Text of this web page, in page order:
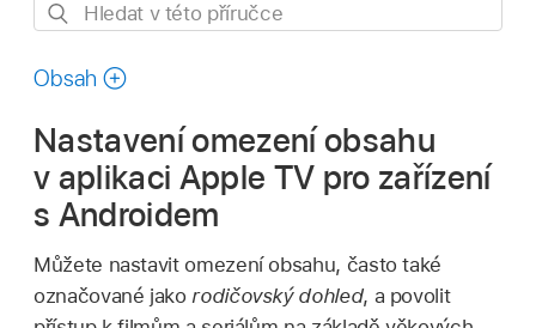
Hledat
příručce
Obsah
Nastavení omezení obsahu
v aplikaci Apple TV pro zařízení
s Androidem
Můžete nastavit omezení obsahu, často také
označované jakorodičovský dohled, a povolit